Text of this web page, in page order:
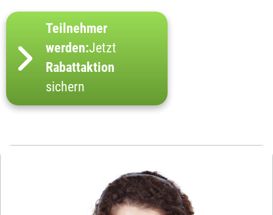
Teilnehmer
werden:Jetzt
Rabattaktion
sichern